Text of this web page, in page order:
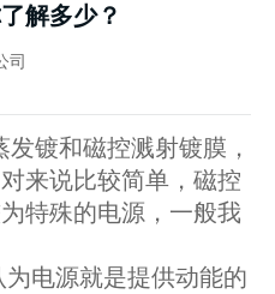
解多少？
司
镀和磁控溅射镀膜，
来说比较简单，磁控
特殊的电源，一般我
电源就是提供动能的